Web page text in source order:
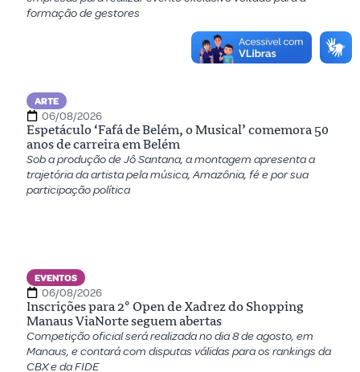
formação de gestores
ARTE
06/08/2026
Espetáculo ‘Fafá de Belém, o Musical’ comemora 50
anos de carreira em Belém
Sob a produção de Jô Santana, a montagem apresenta a
trajetória da artista pela música, Amazônia, fé e por sua
participação política
EVENTOS
06/08/2026
Inscrições para 2º Open de Xadrez do Shopping
Manaus ViaNorte seguem abertas
Competição oficial será realizada no dia 8 de agosto, em
Manaus, e contará com disputas válidas para os rankings da
CBX e da FIDE